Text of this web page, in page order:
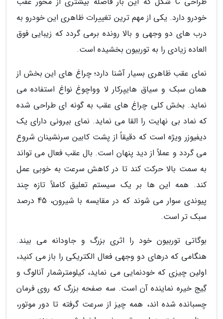
خودرو دارد. یکی از مهم ترین تغییرات ظاهری این خودرو به
درب های دو وجهی و بالا رونده برمی گردد که زیبایی فوق
العاده زیادی را به توربیون بخشیده است.
نمای عقب ظاهری بسیار آشنا دارد؛ چراغ های این بخش از
همان سبک و سیاق هایپرکار لا وواچوغ نواغ استفاده می
نماید. بخش کلی چراغ های عقب به گونه ای طراحی شده
که نماد بی نهایت را القا می نماید. نمای بیرونی دارای یک
دیفیوزر ویژه است که دقیقاً از پشت کابین سرنشینان شروع
می گردد و عملاً از دید پنهان است. بال عقب فعال می تواند
به سمت بالا حرکت کند تا در کاهش سرعت به خوبی عمل
کند. همه این ها بر یک سیستم تعلیق کاملاً تازه چند
پیوندی سوار می شوند که در مقایسه با شیرون، 45 درصد
سبک تر است.
بوگاتی توربیون خود را اثری بزرگ و جاودانه می بیند.
هنگامی که درهای دو وجهی فعال الکتریکی را باز می کنید،
اولین چیزی که خودنمایی می نماید، کیلومترشمار آنالوگ و
گِیج خیره نماینده آن است. سه صفحه بزرگ که روی فرمان
چسبانده شده اند، همه چیز از سرعت گرفته تا دور موتور،